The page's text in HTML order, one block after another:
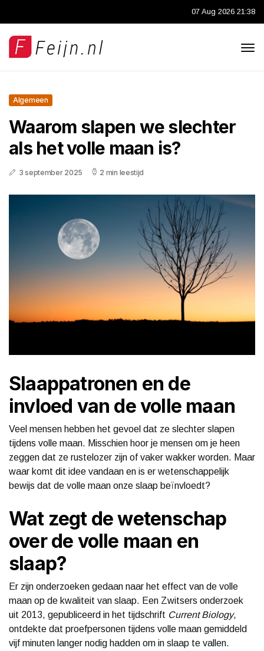
07 Aug 2026 21:38
Algemeen
Waarom slapen we slechter
als het volle maan is?
3 september 2025 2 min leestijd
Slaappatronen en de
invloed van de volle maan
Veel mensen hebben het gevoel dat ze slechter slapen
tijdens volle maan. Misschien hoor je mensen om je heen
zeggen dat ze rustelozer zijn of vaker wakker worden. Maar
waar komt dit idee vandaan en is er wetenschappelijk
bewijs dat de volle maan onze slaap beïnvloedt?
Wat zegt de wetenschap
over de volle maan en
slaap?
Er zijn onderzoeken gedaan naar het effect van de volle
maan op de kwaliteit van slaap. Een Zwitsers onderzoek
uit 2013, gepubliceerd in het tijdschrift Current Biology,
ontdekte dat proefpersonen tijdens volle maan gemiddeld
vijf minuten langer nodig hadden om in slaap te vallen.